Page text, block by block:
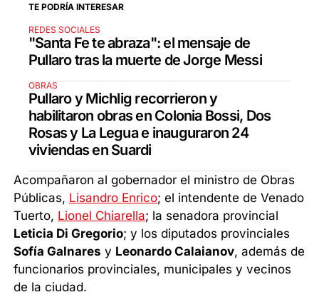
TE PODRÍA INTERESAR
REDES SOCIALES
"Santa Fe te abraza": el mensaje de
Pullaro tras la muerte de Jorge Messi
OBRAS
Pullaro y Michlig recorrieron y
habilitaron obras en Colonia Bossi, Dos
Rosas y La Legua e inauguraron 24
viviendas en Suardi
Acompañaron al gobernador el ministro de Obras
Públicas, Lisandro Enrico; el intendente de Venado
Tuerto, Lionel Chiarella; la senadora provincial
Leticia Di Gregorio; y los diputados provinciales
Sofía Galnares y Leonardo Calaianov, además de
funcionarios provinciales, municipales y vecinos
de la ciudad.